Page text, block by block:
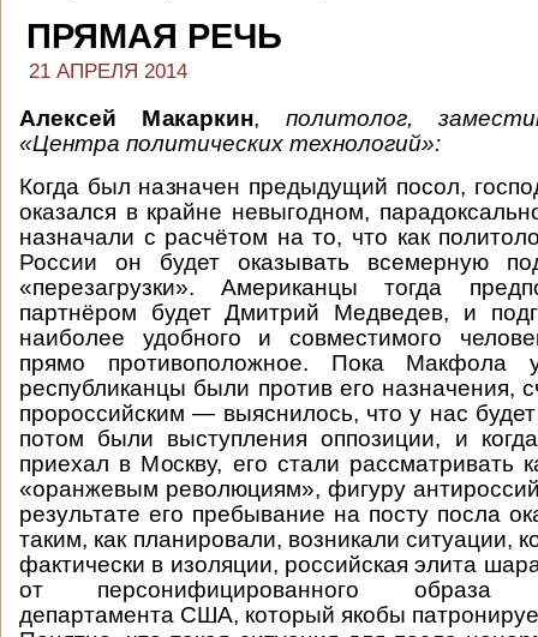
ПРЯМАЯ РЕЧЬ
21 АПРЕЛЯ 2014
Алексей Макаркин, политолог,
«Центра политических технологий»:
Когда был назначен предыдущий посол,
оказался в крайне невыгодном,
назначали с расчётом на то, что как
России он будет оказывать всемерную
«перезагрузки». Американцы тогда
партнёром будет Дмитрий Медведев, и
наиболее удобного и совместимого
прямо противоположное. Пока
республиканцы были против его назначения,
пророссийским — выяснилось, что у нас будет
потом были выступления оппозиции, и
приехал в Москву, его стали рассматривать
«оранжевым революциям», фигуру
результате его пребывание на посту посла
таким, как планировали, возникали ситуации,
фактически в изоляции, российская элита
от персонифицированного образа
департамента США, который якобы